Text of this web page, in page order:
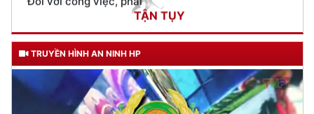
CƯƠNG QUYẾT, KHÔN KHÉO
Trích thư Chủ tịch Hồ Chí Minh
gửi Công an Khu XII,
ngày 11 tháng 3 năm 1948.
TRUYỀN HÌNH AN NINH HP